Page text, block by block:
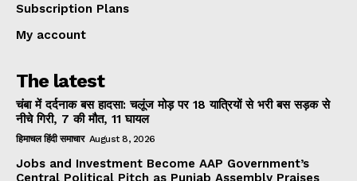
Subscription Plans
My account
The latest
चंबा में दर्दनाक बस हादसा: चलूंज मोड़ पर 18 यात्रियों से भरी बस सड़क से
नीचे गिरी, 7 की मौत, 11 घायल
हिमाचल हिंदी समाचार August 8, 2026
Jobs and Investment Become AAP Government’s
Central Political Pitch as Punjab Assembly Praises